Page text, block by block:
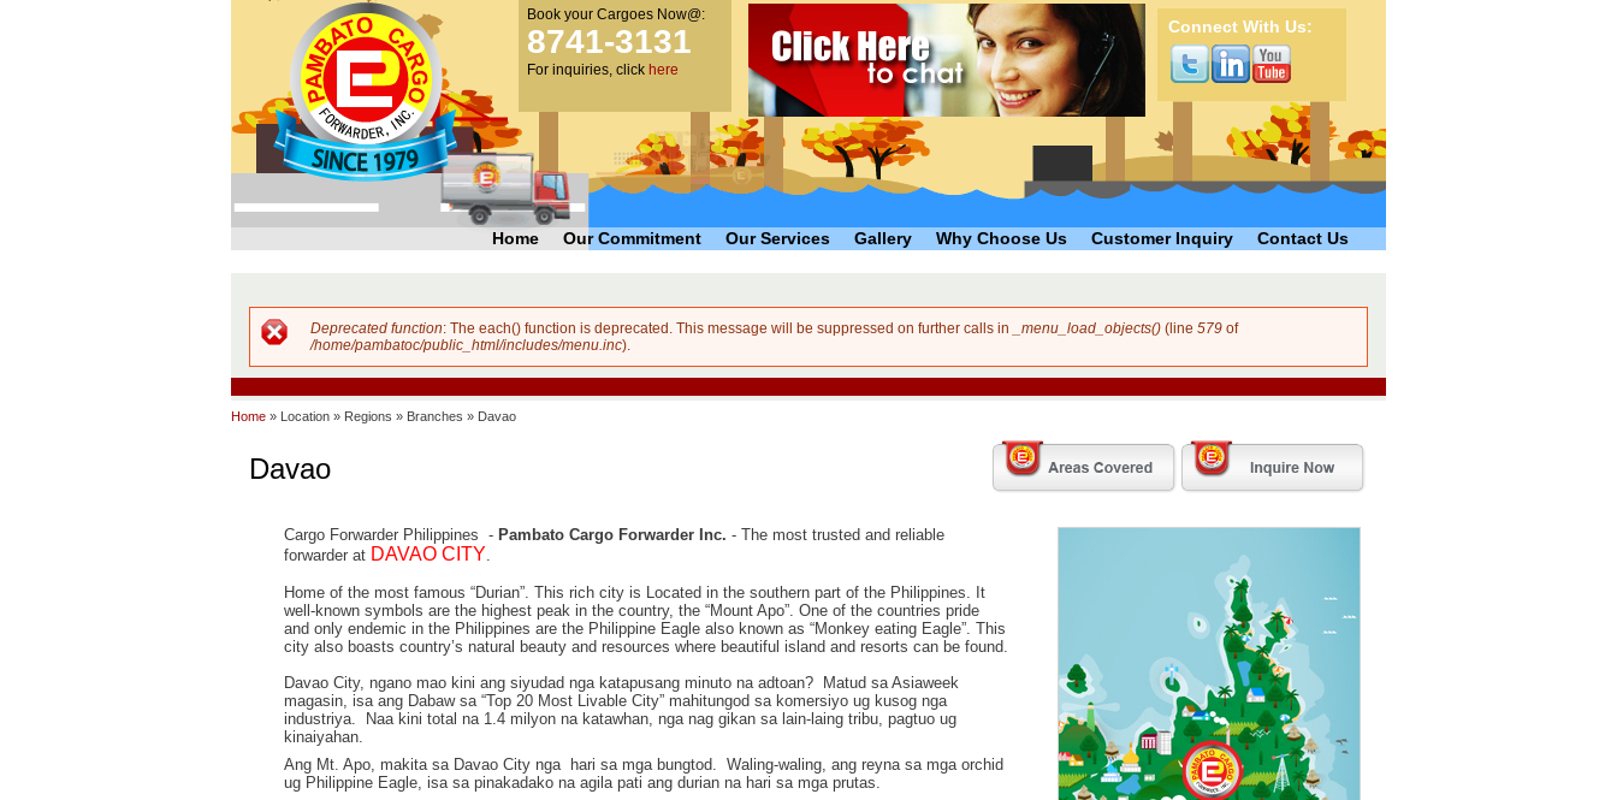
content
Pambato
Cargo
Forwarder,
Inc. |
Cargo
Forwarders
Philippines
Book your Cargoes Now@:
8741-3131
For inquiries, click here
Connect With Us:
Home Our Commitment Our Services Gallery Why Choose Us Customer Inquiry Contact Us
Error message
Deprecated function: The each() function is deprecated. This message will be suppressed on further calls in _menu_load_objects() (line 579 of
/home/pambatoc/public_html/includes/menu.inc).
Home » Location » Regions » Branches » Davao
Davao
Cargo Forwarder Philippines - Pambato Cargo Forwarder Inc. - The most trusted and reliable
forwarder at DAVAO CITY.
Home of the most famous “Durian”. This rich city is Located in the southern part of the Philippines. It
well-known symbols are the highest peak in the country, the “Mount Apo”. One of the countries pride
and only endemic in the Philippines are the Philippine Eagle also known as “Monkey eating Eagle”. This
city also boasts country’s natural beauty and resources where beautiful island and resorts can be found.
Davao City, ngano mao kini ang siyudad nga katapusang minuto na adtoan? Matud sa Asiaweek
magasin, isa ang Dabaw sa “Top 20 Most Livable City” mahitungod sa komersiyo ug kusog nga
industriya. Naa kini total na 1.4 milyon na katawhan, nga nag gikan sa lain-laing tribu, pagtuo ug
kinaiyahan.
Ang Mt. Apo, makita sa Davao City nga hari sa mga bungtod. Waling-waling, ang reyna sa mga orchid
ug Philippine Eagle, isa sa pinakadako na agila pati ang durian na hari sa mga prutas.